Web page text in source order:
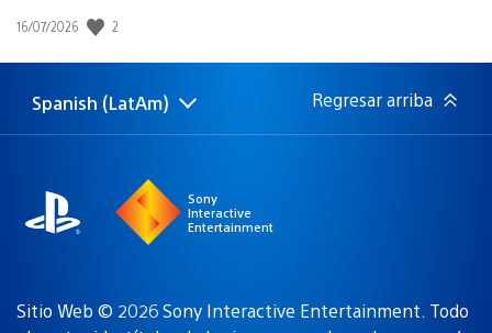
Fecha
publicación:
16/07/2026 2
Elige
una
Región
actual:
Spanish (LatAm) Regresar arriba
Sony
Interactive
Entertainment
Sitio Web © 2026 Sony Interactive Entertainment. Todo